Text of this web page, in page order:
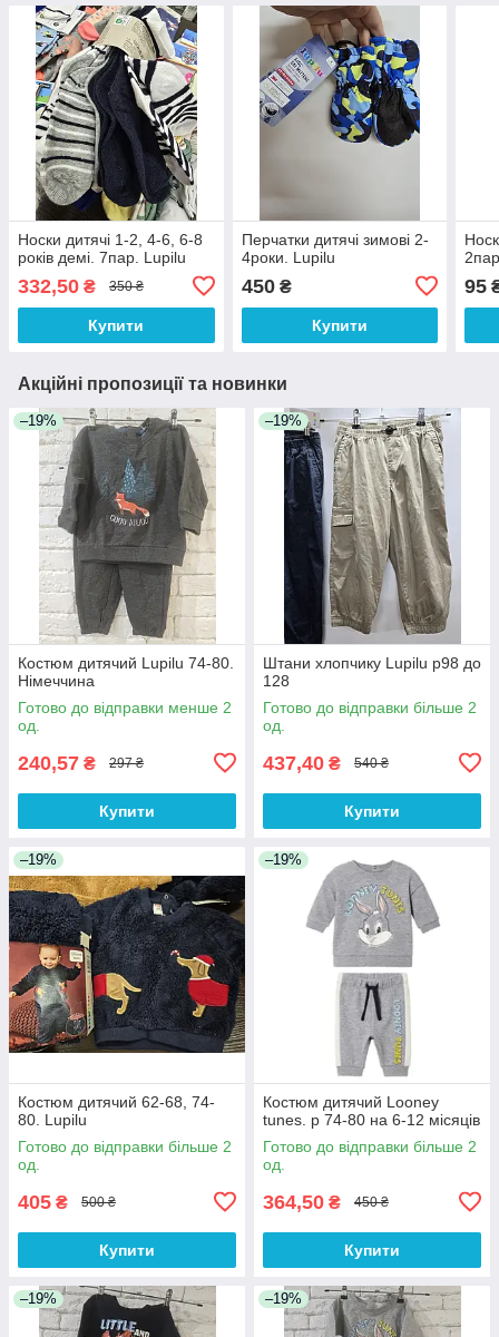
Носки дитячі 1-2, 4-6, 6-8
років демі. 7пар. Lupilu
332,50 ₴ 350 ₴
Купити
Перчатки дитячі зимові 2-
4роки. Lupilu
450₴
Купити
95
Акційні пропозиції та новинки
–19%
Костюм дитячий Lupilu 74-80.
Німеччина
Готово до відправки менше 2
од.
240,57 ₴ 297 ₴
Купити
–19%
Штани хлопчику Lupilu р98 до
128
Готово до відправки більше 2
од.
437,40 ₴ 540 ₴
Купити
–19%
Костюм дитячий 62-68, 74-
80. Lupilu
Готово до відправки більше 2
од.
405 ₴ 500 ₴
Купити
–19%
Костюм дитячий Looney
tunes. р 74-80 на 6-12 місяців
Готово до відправки більше 2
од.
364,50 ₴ 450 ₴
Купити
–19% –19%